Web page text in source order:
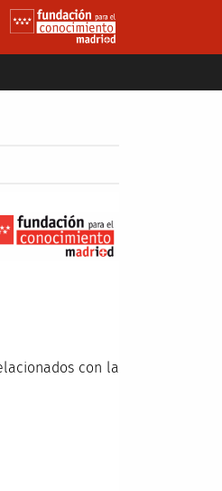
con la